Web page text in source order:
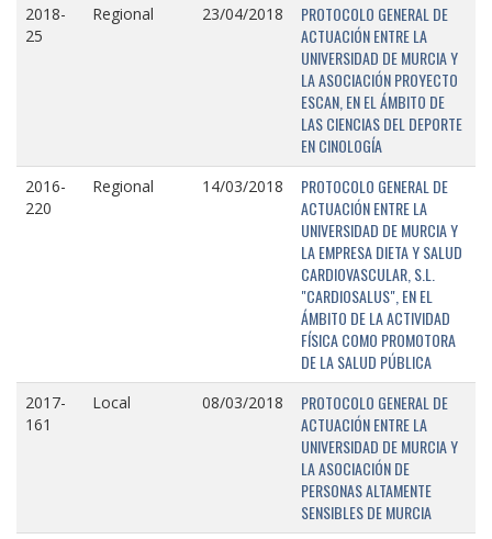
2018-
25
Regional 23/04/2018
PROTOCOLO GENERAL DE
ACTUACIÓN ENTRE LA
UNIVERSIDAD DE MURCIA Y
LA ASOCIACIÓN PROYECTO
ESCAN, EN EL ÁMBITO DE
LAS CIENCIAS DEL DEPORTE
EN CINOLOGÍA
2016-
220
Regional 14/03/2018
PROTOCOLO GENERAL DE
ACTUACIÓN ENTRE LA
UNIVERSIDAD DE MURCIA Y
LA EMPRESA DIETA Y SALUD
CARDIOVASCULAR, S.L.
"CARDIOSALUS", EN EL
ÁMBITO DE LA ACTIVIDAD
FÍSICA COMO PROMOTORA
DE LA SALUD PÚBLICA
2017-
161
Local 08/03/2018
PROTOCOLO GENERAL DE
ACTUACIÓN ENTRE LA
UNIVERSIDAD DE MURCIA Y
LA ASOCIACIÓN DE
PERSONAS ALTAMENTE
SENSIBLES DE MURCIA